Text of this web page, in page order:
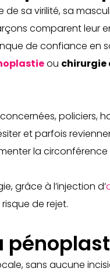
de sa virilité, sa
comparent leur
de confiance en
ou chirurgie
policiers,
et parfois
la circonférence
grâce à l’injection d’
de rejet.
sans aucune